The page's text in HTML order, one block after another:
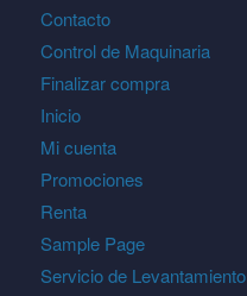
Contacto
Control de Maquinaria
Finalizar compra
Inicio
Mi cuenta
Promociones
Renta
Sample Page
Servicio de Levantamiento